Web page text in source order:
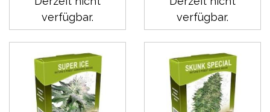
verfügbar.
verfügbar.